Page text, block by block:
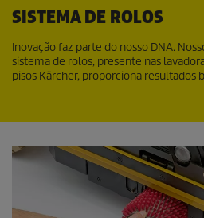
SISTEMA DE ROLOS
Inovação faz parte do nosso DNA.
sistema de rolos, presente nas
pisos Kärcher, proporciona resultados